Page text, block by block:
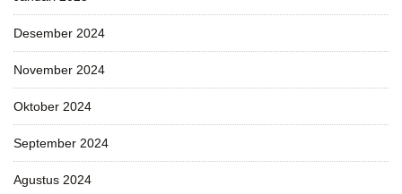
Desember 2024
November 2024
Oktober 2024
September 2024
Agustus 2024